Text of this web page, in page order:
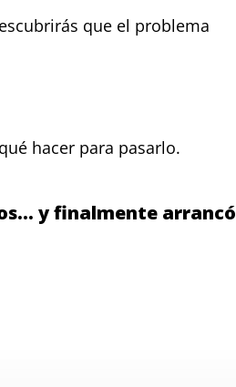
que el problema
hacer para pasarlo.
y finalmente arrancó